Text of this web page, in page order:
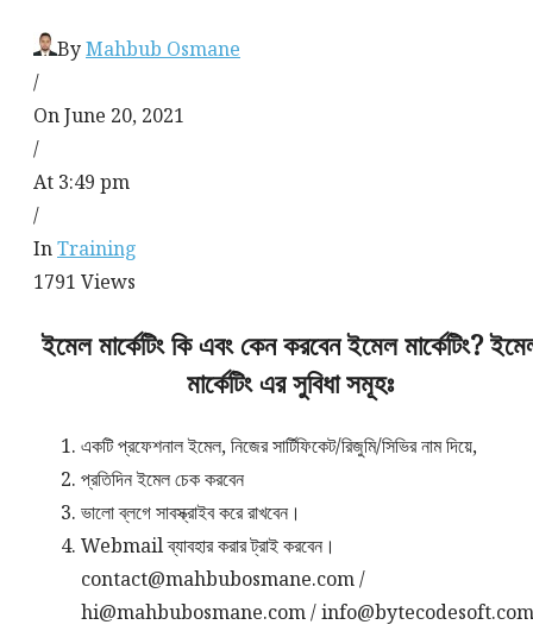
ByMahbub Osmane
/
On June 20, 2021
/
At 3:49 pm
/
InTraining
1791 Views
ইমেল মার্কেটিং কি এবং কেন করবেন ইমেল মার্কেটিং?
মার্কেটিং এর সুবিধা সমূহঃ
একটি প্রফেশনাল ইমেল, নিজের সার্টিফিকেট/রিজুমি/সিভির নাম দিয়ে,
প্রতিদিন ইমেল চেক করবেন
ভালো ব্লগে সাবস্ক্রাইব করে রাখবেন।
Webmail ব্যাবহার করার ট্রাই করবেন।
contact@mahbubosmane.com /
hi@mahbubosmane.com / info@bytecodesoft.com